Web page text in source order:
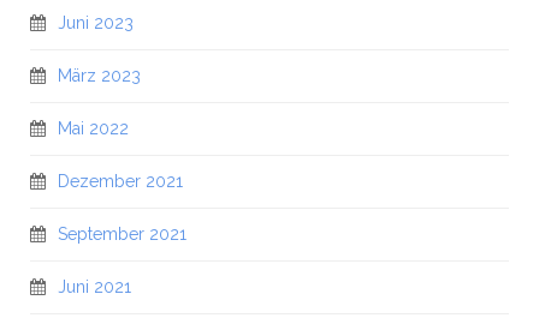
Juni 2023
März 2023
Mai 2022
Dezember 2021
September 2021
Juni 2021